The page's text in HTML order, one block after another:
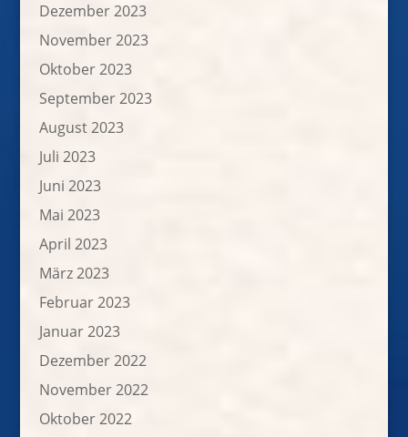
Dezember 2023
November 2023
Oktober 2023
September 2023
August 2023
Juli 2023
Juni 2023
Mai 2023
April 2023
März 2023
Februar 2023
Januar 2023
Dezember 2022
November 2022
Oktober 2022